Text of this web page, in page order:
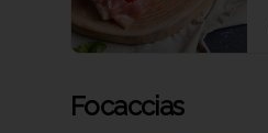
Focaccias